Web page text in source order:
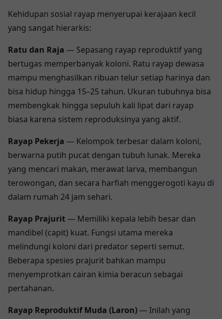
Kehidupan sosial rayap menyerupai kerajaan kecil
yang sangat hierarkis:
Ratu dan Raja — Sepasang rayap reproduktif yang
bertugas memperbanyak koloni. Ratu rayap dewasa
mampu menghasilkan ribuan telur setiap harinya dan
bisa hidup hingga 15–25 tahun. Ukuran tubuhnya bisa
membengkak hingga sepuluh kali lipat dari rayap
biasa karena sistem reproduksinya yang aktif.
Rayap Pekerja — Kelompok terbesar dalam koloni,
berwarna putih pucat dengan tubuh lunak. Mereka
yang mencari makan, merawat larva, membangun
terowongan, dan secara harfiah menggerogoti kayu di
dalam rumah 24 jam sehari.
Rayap Prajurit— Memiliki kepala lebih besar dan
mandibel (capit) kuat. Fungsi utama mereka
melindungi koloni dari predator seperti semut.
Beberapa spesies prajurit bahkan mampu
menyemprotkan cairan kimia beracun sebagai
pertahanan.
Rayap Reproduktif Muda (Laron)— Inilah yang